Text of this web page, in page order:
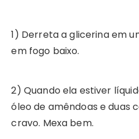
1) Derreta a glicerina em
em fogo baixo.
2) Quando ela estiver
óleo de amêndoas e duas
cravo. Mexa bem.